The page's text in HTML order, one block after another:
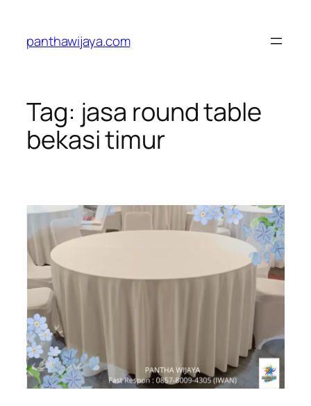
konten
panthawijaya.com
Tag: jasa round table
bekasi timur